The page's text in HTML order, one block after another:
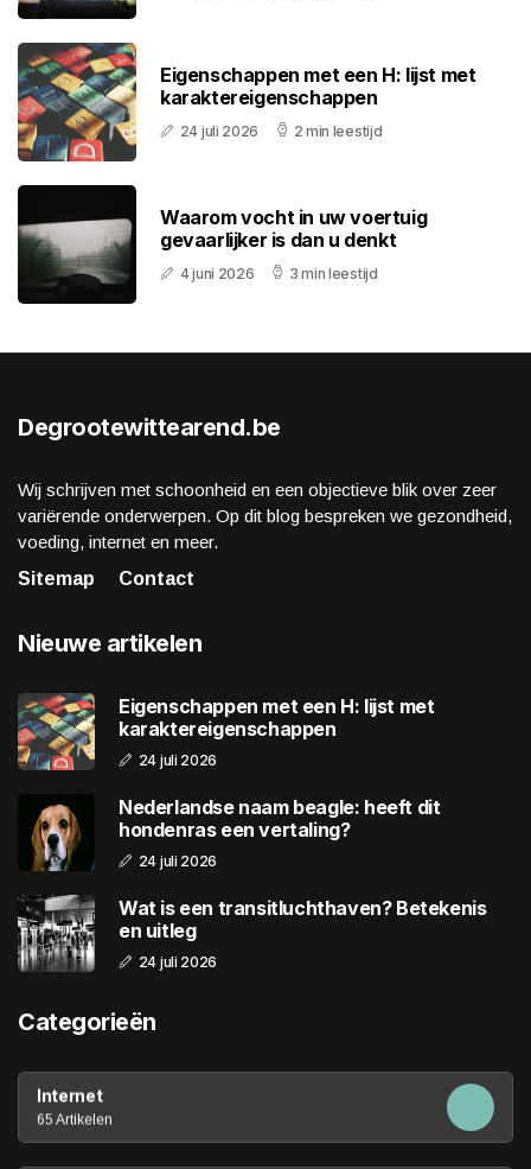
Eigenschappen met een H: lijst met
karaktereigenschappen
24 juli 2026 2 min leestijd
Waarom vocht in uw voertuig
gevaarlijker is dan u denkt
4 juni 2026 3 min leestijd
Degrootewittearend.be
Wij schrijven met schoonheid en een objectieve blik over zeer
variërende onderwerpen. Op dit blog bespreken we gezondheid,
voeding, internet en meer.
Sitemap
Contact
Nieuwe artikelen
Eigenschappen met een H: lijst met
karaktereigenschappen
24 juli 2026
Nederlandse naam beagle: heeft dit
hondenras een vertaling?
24 juli 2026
Wat is een transitluchthaven? Betekenis
en uitleg
24 juli 2026
Categorieën
Internet
65 Artikelen